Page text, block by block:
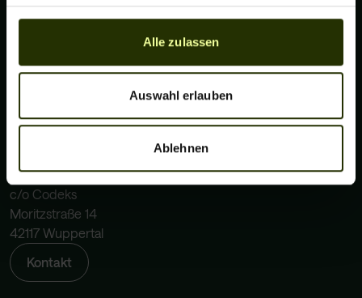
Alle zulassen
Auswahl erlauben
Ablehnen
About
Libellio GmbH
c/o Codeks
Moritzstraße 14
42117 Wuppertal
Kontakt